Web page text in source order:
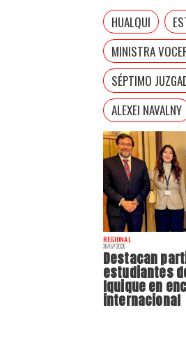
REGIONAL
30/07/2026
Destacan
estudiantes
Iquique en
internacional
HUALQUI
MINISTRA
SÉPTIMO
ALEXEI NAVALNY